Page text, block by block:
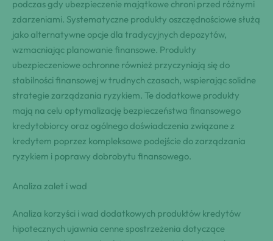
podczas gdy ubezpieczenie majątkowe chroni przed różnymi
zdarzeniami. Systematyczne produkty oszczędnościowe służą
jako alternatywne opcje dla tradycyjnych depozytów,
wzmacniając planowanie finansowe. Produkty
ubezpieczeniowe ochronne również przyczyniają się do
stabilności finansowej w trudnych czasach, wspierając solidne
strategie zarządzania ryzykiem. Te dodatkowe produkty
mają na celu optymalizację bezpieczeństwa finansowego
kredytobiorcy oraz ogólnego doświadczenia związane z
kredytem poprzez kompleksowe podejście do zarządzania
ryzykiem i poprawy dobrobytu finansowego.
Analiza zalet i wad
Analiza korzyści i wad dodatkowych produktów kredytów
hipotecznych ujawnia cenne spostrzeżenia dotyczące